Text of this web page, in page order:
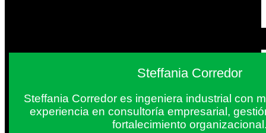
Steffania Corredor
Steffania Corredor es ingeniera industrial con
experiencia en consultoría empresarial,
fortalecimiento